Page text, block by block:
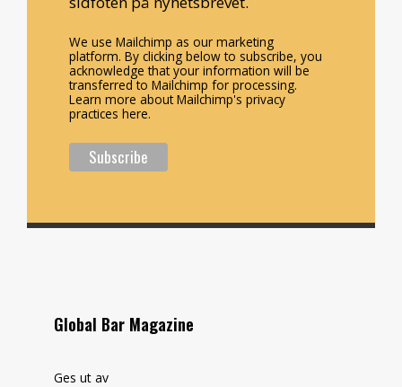
We use Mailchimp as our marketing
platform. By clicking below to subscribe, you
acknowledge that your information will be
transferred to Mailchimp for processing.
Learn more about Mailchimp's privacy
practices here.
Global Bar Magazine
Ges ut av